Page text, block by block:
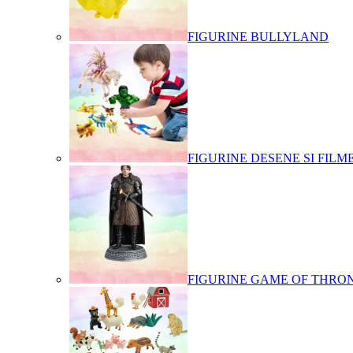
FIGURINE BULLYLAND
FIGURINE DESENE SI
FIGURINE GAME OF